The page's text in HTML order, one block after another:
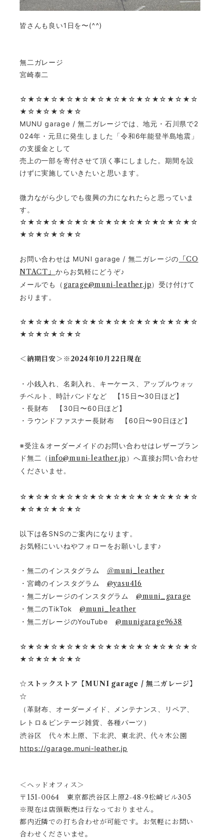
皆さんも良い1日を〜(^^)
無二ガレージ
宮崎泰二
☆★☆★☆★☆★☆★☆★☆★☆★☆★☆★☆★☆
★☆★☆★☆★☆
MUNU garage / 無二ガレージでは、地元・石川県で2
024年・元旦に発生しました「令和6年能登半島地震」
の支援金として
売上の一部を寄付させて頂く事にしました。期間を設
けずに実施していきたいと思います。
微力ながら少しでも復興の力になれたらと思っていま
す。
☆★☆★☆★☆★☆★☆★☆★☆★☆★☆★☆★☆
★☆★☆★☆★☆
お問い合わせは MUNI garage / 無二ガレージの 「CO
NTACT」 からお気軽にどうぞ♪
メールでも（ garage@muni-leather.jp）受け付けて
おります。
☆★☆★☆★☆★☆★☆★☆★☆★☆★☆★☆★☆
★☆★☆★☆★☆
＜納期目安＞※2024年10月22日現在
・小銭入れ、名刺入れ、キーケース、アップルウォッ
チベルト、時計バンドなど 【15日〜30日ほど】
・長財布 【30日〜60日ほど】
・ラウンドファスナー長財布 【60日〜90日ほど】
※受注＆オーダーメイドのお問い合わせはレザーブラン
ド無二（ info@muni-leather.jp ）へ直接お問い合わせ
くださいませ。
☆★☆★☆★☆★☆★☆★☆★☆★☆★☆★☆★☆
★☆★☆★☆★☆
以下は各SNSのご案内になります。
お気軽にいいねやフォローをお願いします♪
・無二のインスタグラム ＠muni_leather
・宮﨑のインスタグラム @yasu416
・無二ガレージのインスタグラム @muni_garage
・無二のTikTok @muni_leather
・無二ガレージのYouTube @munigarage9638
☆★☆★☆★☆★☆★☆★☆★☆★☆★☆★☆★☆
★☆★☆★☆★☆
☆ストックストア【MUNI garage / 無二ガレージ】
☆
（革財布、オーダーメイド、メンテナンス、リペア、
レトロ＆ビンテージ雑貨、各種パーツ）
渋谷区 代々木上原、下北沢、東北沢、代々木公園
https://garage.muni-leather.jp
＜ヘッドオフィス＞
〒151-0064 東京都渋谷区上原2-48-9松崎ビル305
※現在は店頭販売は行なっておりません。
都内近隣での打ち合わせが可能です。お気軽にお問い
合わせくださいませ。